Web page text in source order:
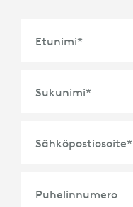
Etunimi*
Sukunimi*
Sähköpostiosoite*
Puhelinnumero